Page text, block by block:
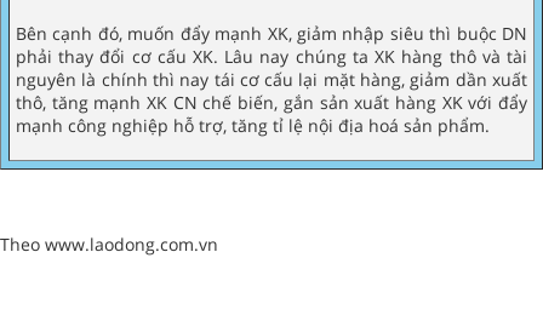
Bên cạnh đó, muốn đẩy mạnh XK, giảm nhập siêu thì buộc DN
phải thay đổi cơ cấu XK. Lâu nay chúng ta XK hàng thô và tài
nguyên là chính thì nay tái cơ cấu lại mặt hàng, giảm dần xuất
thô, tăng mạnh XK CN chế biến, gắn sản xuất hàng XK với đẩy
mạnh công nghiệp hỗ trợ, tăng tỉ lệ nội địa hoá sản phẩm.
Theo www.laodong.com.vn